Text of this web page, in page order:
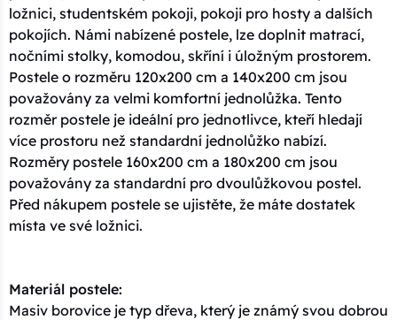
ložnici, studentském pokoji, pokoji pro hosty a dalších
pokojích. Námi nabízené postele, lze doplnit matrací,
nočními stolky, komodou, skříní i úložným prostorem.
Postele o rozměru 120x200 cm a 140x200 cm jsou
považovány za velmi komfortní jednolůžka. Tento
rozměr postele je ideální pro jednotlivce, kteří hledají
více prostoru než standardní jednolůžko nabízí.
Rozměry postele 160x200 cm a 180x200 cm jsou
považovány za standardní pro dvoulůžkovou postel.
Před nákupem postele se ujistěte, že máte dostatek
místa ve své ložnici.
Materiál postele:
Masiv borovice je typ dřeva, který je známý svou dobrou